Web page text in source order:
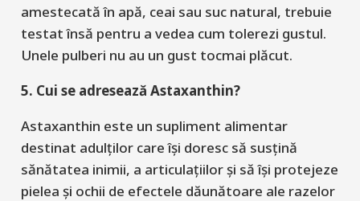
amestecată în apă, ceai sau suc natural, trebuie
testat însă pentru a vedea cum tolerezi gustul.
Unele pulberi nu au un gust tocmai plăcut.
5. Cui se adresează Astaxanthin?
Astaxanthin este un supliment alimentar
destinat adulților careîși doresc să susțină
sănătatea inimii, a articulațiilor și să își protejeze
pielea și ochii de efectele dăunătoare ale razelor